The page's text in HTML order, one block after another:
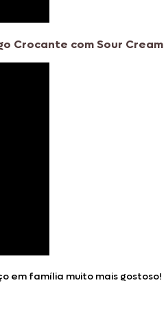
Crocante com Sour Cream
em família muito mais gostoso!